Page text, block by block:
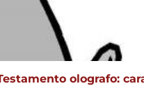
olografo: